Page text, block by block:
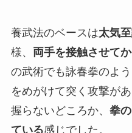
養武法のベースは太気
様、 両手を接触させて
の武術でも詠春拳のよ
をめがけて突く攻撃が
握らないどころか、 拳
ている感じでした。